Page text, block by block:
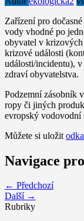
Zařízení pro
vody vhodné po
obyvatel v
krizové události
události/incidentu),
zdraví obyvatelstva.
Podzemní zásobník
ropy či jiných
evropský vodovodní
Můžete si uložit
Navigace
← Předchozí
Další →
Rubriky